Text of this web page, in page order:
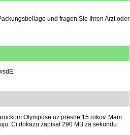
und fragen Sie Ihren Arzt oder
Olympuse uz presne 15 rokov. Mam
Ci dokazu zapisat 290 MB za sekundu